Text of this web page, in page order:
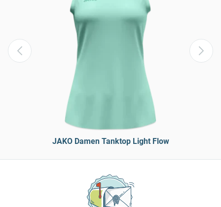
JAKO Damen Tanktop Light Flow